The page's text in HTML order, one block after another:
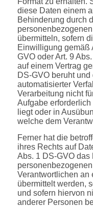
diese Daten einem
Behinderung durch
übermitteln, sofern
Einwilligung gemäß
GVO oder Art. 9
auf einem Vertrag
DS-GVO beruht
automatisierter
Verarbeitung nicht
Aufgabe
liegt oder in
welche dem
Ferner hat die
ihres Rechts auf
Abs. 1 DS-GVO das
Verantwortlichen an
übermittelt werden,
und sofern hiervon
anderer Personen